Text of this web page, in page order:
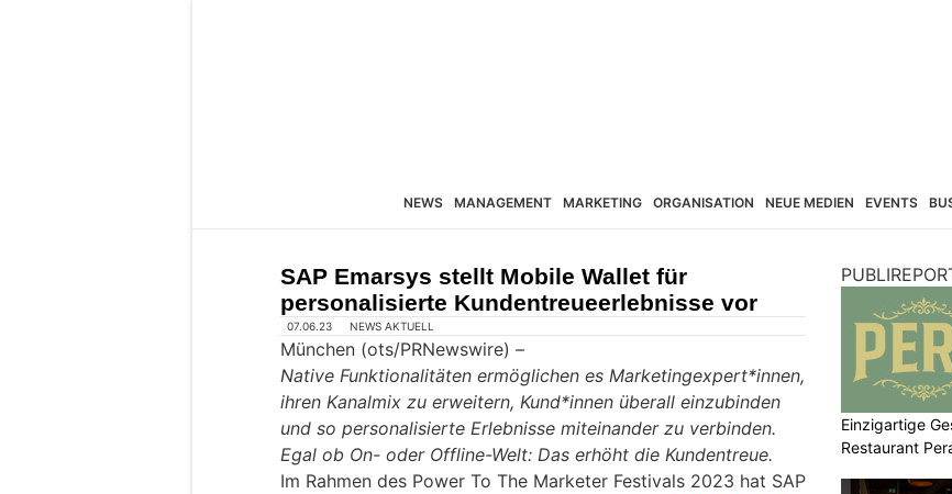
NEWS MANAGEMENT MARKETING ORGANISATION NEUE MEDIEN EVENTS
SAP Emarsys stellt Mobile Wallet für
personalisierte Kundentreueerlebnisse vor
07.06.23 NEWS AKTUELL
München (ots/PRNewswire) –
Native Funktionalitäten ermöglichen es Marketingexpert*innen,
ihren Kanalmix zu erweitern, Kund*innen überall einzubinden
und so personalisierte Erlebnisse miteinander zu verbinden.
Egal ob On- oder Offline-Welt: Das erhöht die Kundentreue.
Im Rahmen des Power To The Marketer Festivals 2023 hat SAP
Einzigartige
Restaurant